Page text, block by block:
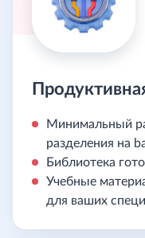
Минимальный
разделения на
Библиотека
Учебные
для ваших